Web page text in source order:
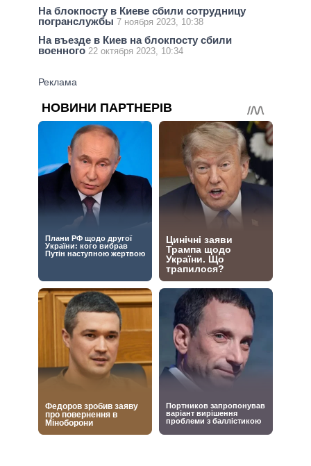
На блокпосту в Киеве сбили сотрудницу
погранслужбы 7 ноября 2023, 10:38
На въезде в Киев на блокпосту сбили
военного 22 октября 2023, 10:34